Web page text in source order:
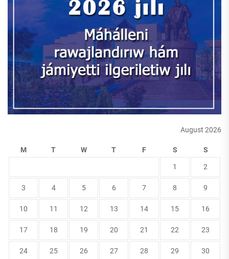
August 2026
M T W T F S S
1 2
3 4 5 6 7 8 9
10 11 12 13 14 15 16
17 18 19 20 21 22 23
24 25 26 27 28 29 30